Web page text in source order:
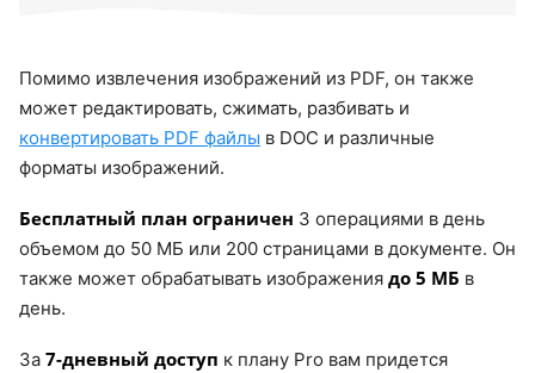
Помимо извлечения изображений из PDF, он также
может редактировать, сжимать, разбивать и
конвертировать PDF файлы в DOC и различные
форматы изображений.
Бесплатный план ограничен 3 операциями в день
объемом до 50 МБ или 200 страницами в документе. Он
также может обрабатывать изображения до 5 МБ в
день.
За 7-дневный доступ к плану Pro вам придется